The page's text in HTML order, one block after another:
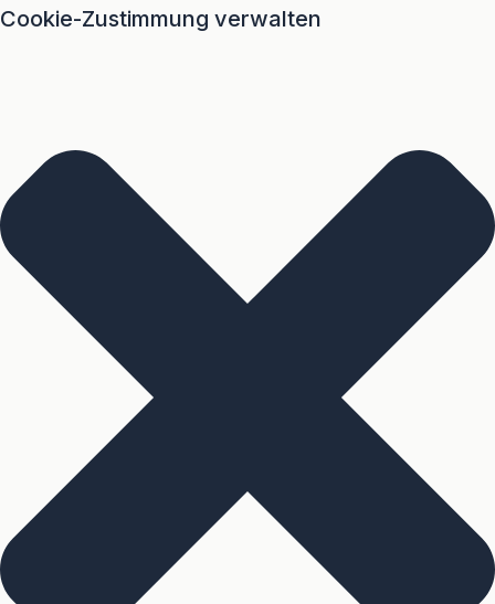
Cookie-Zustimmung verwalten